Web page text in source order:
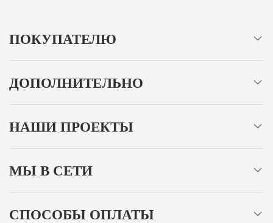
ПОКУПАТЕЛЮ
ДОПОЛНИТЕЛЬНО
НАШИ ПРОЕКТЫ
МЫ В СЕТИ
СПОСОБЫ ОПЛАТЫ